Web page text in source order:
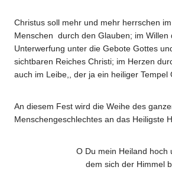
Christus soll mehr und mehr herrschen
Menschen durch den Glauben; im Willen
Unterwerfung unter die Gebote Gottes
sichtbaren Reiches Christi; im Herzen
auch im Leibe,, der ja ein heiliger Tempel
An diesem Fest wird die Weihe des
Menschengeschlechtes an das Heiligste
O Du mein Heiland hoch
dem sich der Himmel